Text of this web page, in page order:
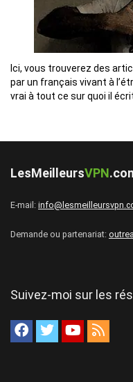
Ici, vous trouverez des
par un français vivant à
vrai à tout ce sur quoi il
LesMeilleursVPN
E-mail:
Demande ou partenariat:
Suivez-moi sur les